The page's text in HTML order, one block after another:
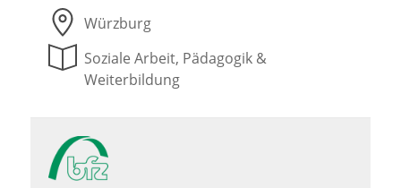
Würzburg
Soziale Arbeit, Pädagogik &
Weiterbildung